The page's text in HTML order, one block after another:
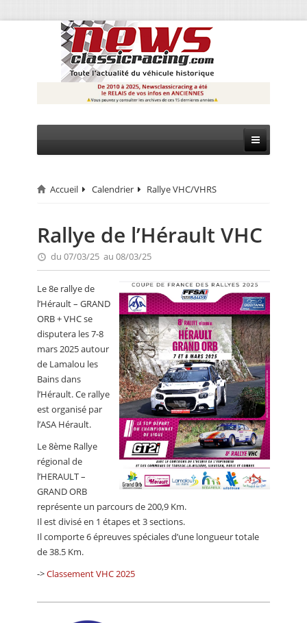
CIRCUIT
RALLYE
MONTAGNE
EVÈNEMENTS
FOCUS
VIDEO
ANNUAIRES
PETITES ANNONCES
Accueil Calendrier Rallye VHC/VHRS
Rallye de l’Hérault VHC
du 07/03/25 au 08/03/25
Le 8e rallye de
l’Hérault – GRAND
ORB + VHC se
disputera les 7-8
mars 2025 autour
de Lamalou les
Bains dans
l’Hérault. Ce rallye
est organisé par
l’ASA Hérault.
Le 8ème Rallye
régional de
l’HERAULT –
GRAND ORB
représente un parcours de 200,9 Km.
Il est divisé en 1 étapes et 3 sections.
Il comporte 6 épreuves spéciales d’une longueur totale
de 38.5 Km.
->Classement VHC 2025